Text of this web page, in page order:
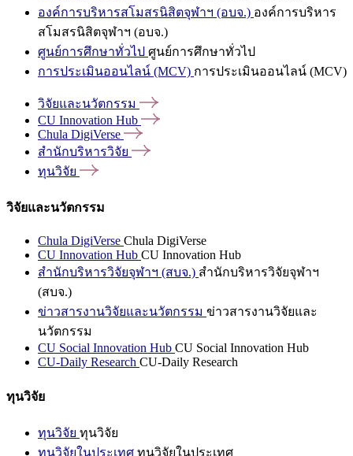
องค์การบริหารสโมสรนิสิตจุฬาฯ (อบจ.) องค์การบริหาร
สโมสรนิสิตจุฬาฯ (อบจ.)
ศูนย์การศึกษาทั่วไป ศูนย์การศึกษาทั่วไป
การประเมินออนไลน์ (MCV) การประเมินออนไลน์ (MCV)
วิจัยและนวัตกรรม
CU Innovation Hub
Chula DigiVerse
สำนักบริหารวิจัย
ทุนวิจัย
วิจัยและนวัตกรรม
Chula DigiVerse Chula DigiVerse
CU Innovation Hub CU Innovation Hub
สำนักบริหารวิจัยจุฬาฯ (สบจ.) สำนักบริหารวิจัยจุฬาฯ
(สบจ.)
ข่าวสารงานวิจัยและนวัตกรรม ข่าวสารงานวิจัยและ
นวัตกรรม
CU Social Innovation Hub CU Social Innovation Hub
CU-Daily Research CU-Daily Research
ทุนวิจัย
ทุนวิจัย ทุนวิจัย
ทุนวิจัยในประเทศ ทุนวิจัยในประเทศ